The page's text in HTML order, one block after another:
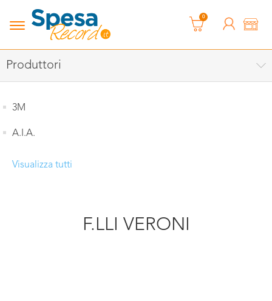
0
Produttori
3M
A.I.A.
Visualizza tutti
F.LLI VERONI